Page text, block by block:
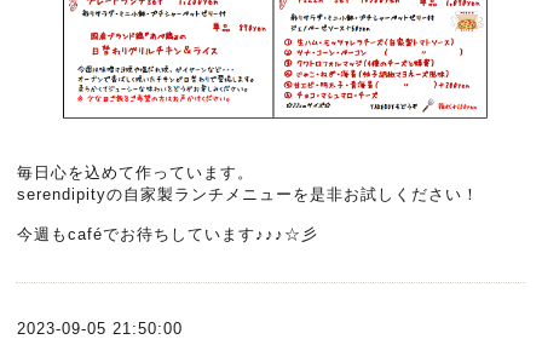
毎日心を込めて作っています。
serendipityの自家製ランチメニューを是非お試しください！
今週もcaféでお待ちしています♪♪♪☆彡
2023-09-05 21:50:00